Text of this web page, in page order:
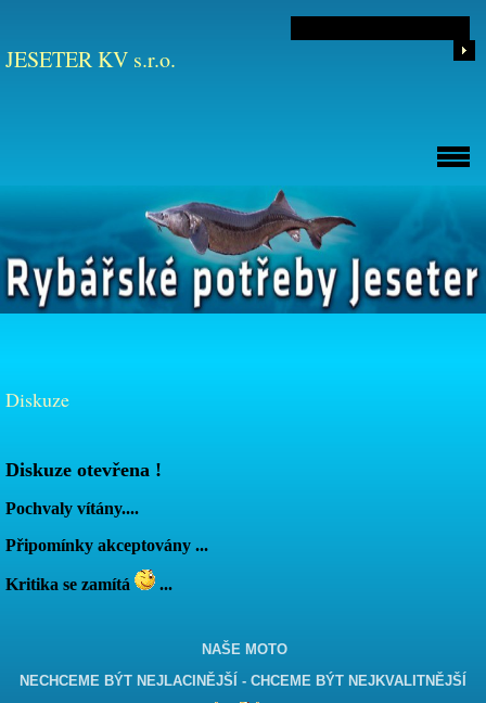
JESETER KV s.r.o.
Diskuze
Diskuze otevřena !
Pochvaly vítány....
Připomínky akceptovány ...
Kritika se zamítá ...
NAŠE MOTO
NECHCEME BÝT NEJLACINĚJŠÍ - CHCEME BÝT NEJKVALITNĚJŠÍ